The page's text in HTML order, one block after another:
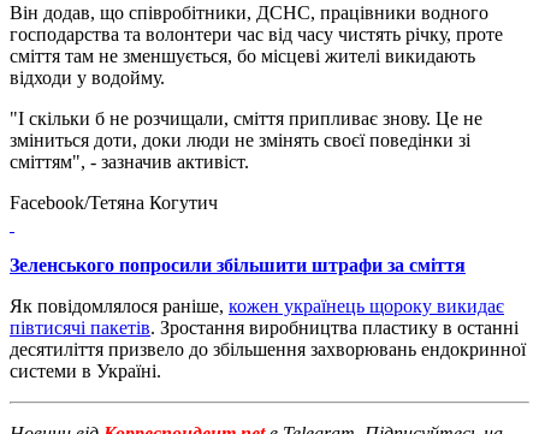
Він додав, що співробітники, ДСНС, працівники водного
господарства та волонтери час від часу чистять річку, проте
сміття там не зменшується, бо місцеві жителі викидають
відходи у водойму.
"І скільки б не розчищали, сміття припливає знову. Це не
зміниться доти, доки люди не змінять своєї поведінки зі
сміттям", - зазначив активіст.
Facebook/Тетяна Когутич
Зеленського попросили збільшити штрафи за сміття
Як повідомлялося раніше, кожен українець щороку викидає
півтисячі пакетів. Зростання виробництва пластику в останні
десятиліття призвело до збільшення захворювань ендокринної
системи в Україні.